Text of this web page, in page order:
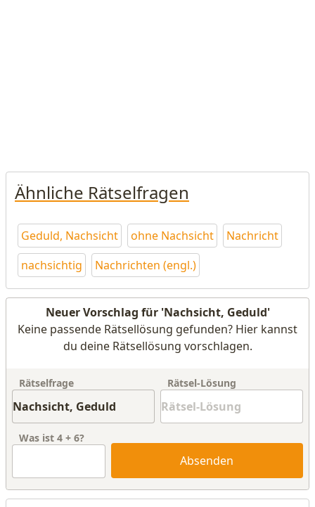
Ähnliche Rätselfragen
Geduld, Nachsicht ohne Nachsicht
Nachricht
nachsichtig
Nachrichten (engl.)
Neuer Vorschlag für 'Nachsicht, Geduld'
Keine passende Rätsellösung gefunden? Hier kannst
du deine Rätsellösung vorschlagen.
Rätselfrage Rätsel-Lösung
Was ist 4 + 6?
Absenden